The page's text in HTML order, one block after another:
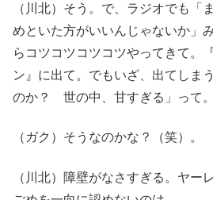
（川北）そう。で、ラジオでも「
めといた方がいいんじゃないか」
らコツコツコツコツやってきて。
ン』に出て。でもいざ、出てしま
のか？ 世の中、甘すぎる」って。
（ガク）そうなのかな？（笑）。
（川北）障壁がなさすぎる。ヤー